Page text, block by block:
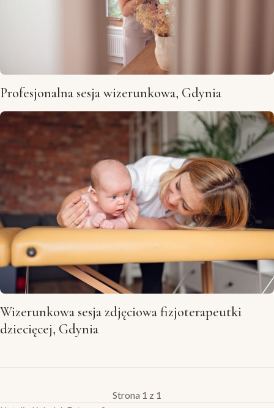
Profesjonalna sesja wizerunkowa, Gdynia
Wizerunkowa sesja zdjęciowa fizjoterapeutki
dziecięcej, Gdynia
Strona 1 z 1